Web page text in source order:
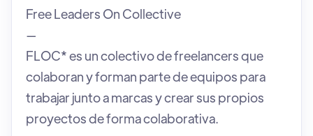
Free Leaders On Collective
—
FLOC* es un colectivo de freelancers que
colaboran y forman parte de equipos para
trabajar junto a marcas y crear sus propios
proyectos de forma colaborativa.